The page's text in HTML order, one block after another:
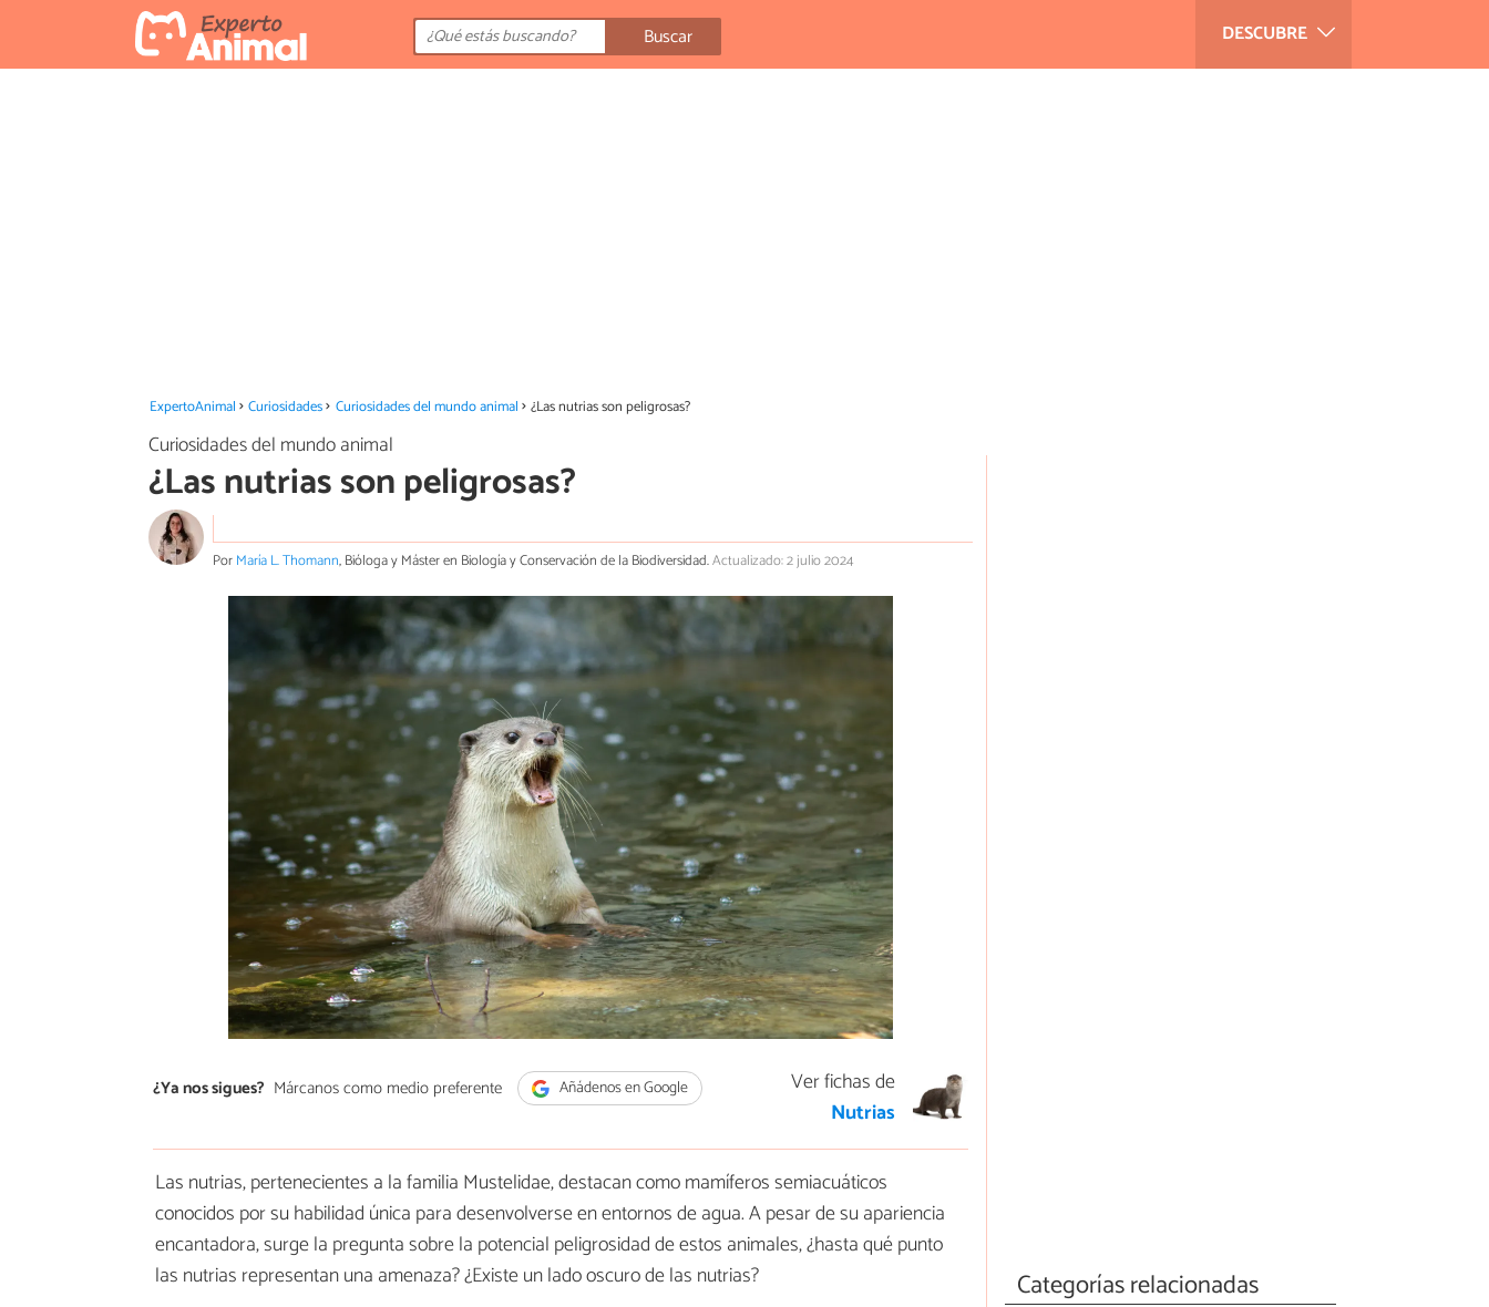
DESCUBRE
Buscar
ExpertoAnimal Curiosidades Curiosidades del mundo animal ¿Las nutrias son peligrosas?
Curiosidades del mundo animal
¿Las nutrias son peligrosas?
PorMaría L. Thomann, Bióloga y Máster en Biología y Conservación de la Biodiversidad.Actualizado: 2 julio 2024
¿Ya nos sigues? Márcanos como medio preferente Añádenos en Google
Ver fichas de
Nutrias
Las nutrias, pertenecientes a la familia Mustelidae, destacan como mamíferos semiacuáticos
conocidos por su habilidad única para desenvolverse en entornos de agua. A pesar de su apariencia
encantadora, surge la pregunta sobre la potencial peligrosidad de estos animales, ¿hasta qué punto
las nutrias representan una amenaza? ¿Existe un lado oscuro de las nutrias?
Categorías relacionadas